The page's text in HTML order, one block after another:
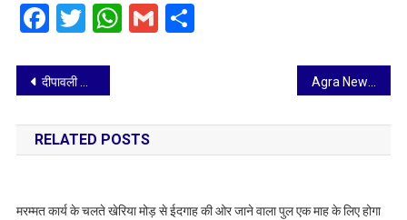
Facebook
Twitter
WhatsApp
GmailShare
Post
navigation
दीपावली बाद शहर को स्वच्छ बनाने नगर निगम का विशेष अभियान आज, सुबह से ही टीमें मैदान में उतरेंगी
RELATED POSTS
मरम्मत कार्य के चलते खेरिया मोड़ से ईदगाह की ओर जाने वाला पुल एक माह के लिए होगा